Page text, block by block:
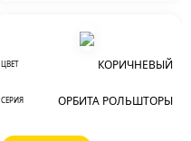
ЦВЕТ КОРИЧНЕВЫЙ
СЕРИЯ ОРБИТА РОЛЬШТОРЫ